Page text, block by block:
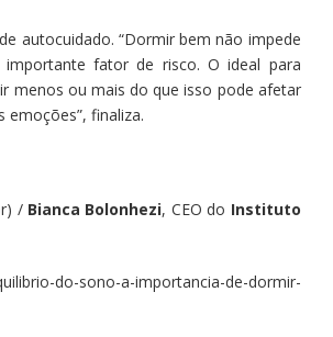
autocuidado. “Dormir bem não impede
fator de risco. O ideal para
menos ou mais do que isso pode afetar
finaliza.
/ Bianca Bolonhezi, CEO do Instituto
do-sono-a-importancia-de-dormir-